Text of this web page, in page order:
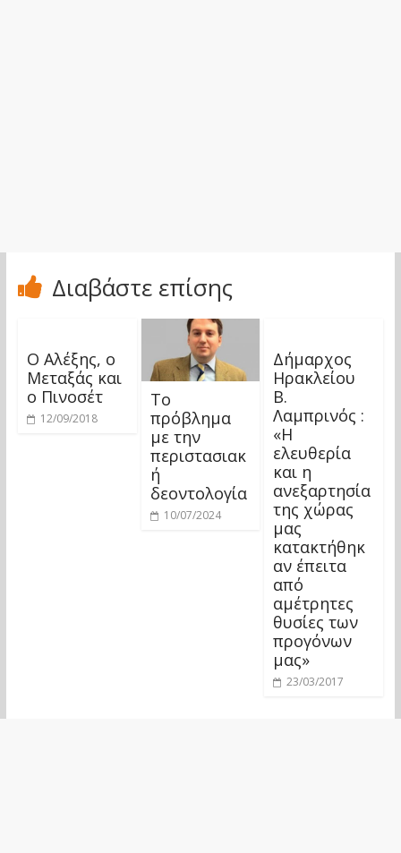
Διαβάστε επίσης
Ο Αλέξης, ο
Μεταξάς και
ο Πινοσέτ
12/09/2018
Το
πρόβλημα
με την
περιστασιακ
ή
δεοντολογία
10/07/2024
Δήμαρχος
Ηρακλείου
Β.
Λαμπρινός :
«Η
ελευθερία
και η
ανεξαρτησία
της χώρας
μας
κατακτήθηκ
αν έπειτα
από
αμέτρητες
θυσίες των
προγόνων
μας»
23/03/2017